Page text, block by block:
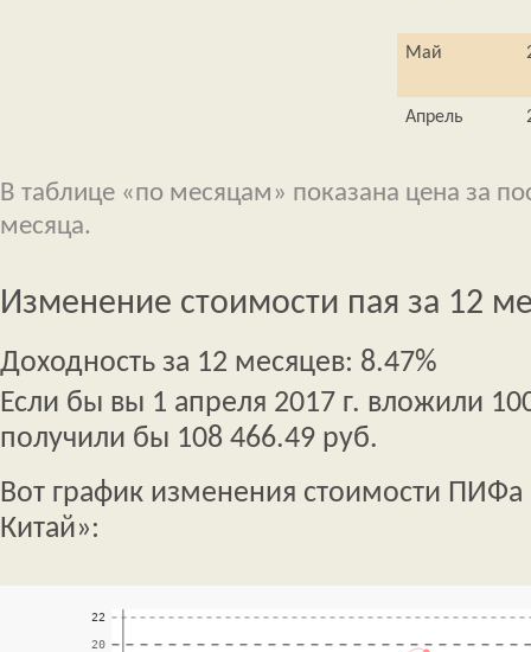
Май
Апрель
В таблице «по месяцам» показана цена за
месяца.
Изменение стоимости пая за 12
Доходность за 12 месяцев: 8.47%
Если бы вы 1 апреля 2017 г. вложили
получили бы 108 466.49 руб.
Вот график изменения стоимости
Китай»: